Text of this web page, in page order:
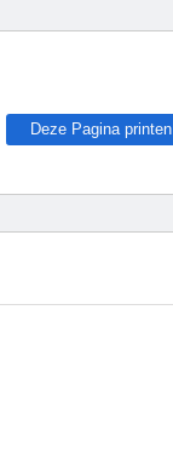
Deze Pagina printen